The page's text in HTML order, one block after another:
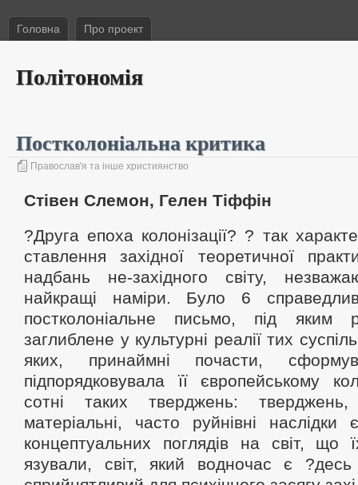
Головна Про проект
Політономія
Постколоніальна критика
Православ'я та інше християнство
Стівен Слемон, Гелен Тіффін
?Друга епоха колонізації? ? так
ставлення західної теоретичної
надбань не-західного світу,
найкращі наміри. Було 6
постколоніальне письмо, під яким
заглиблене у культурні реалії тих
яких, принаймні почасти,
підпорядковувала її європейському
сотні таких тверджень: тверджень,
матеріальні, часто руйнівні наслідки
концептуальних поглядів на світ, що
язували, світ, який водночас є